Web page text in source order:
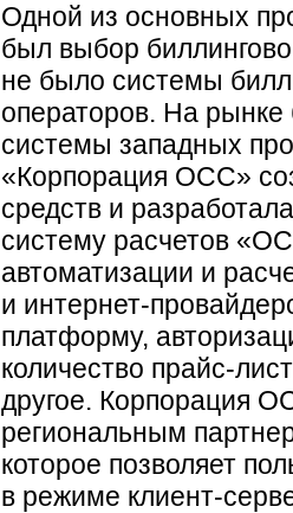
Одной из основных
был выбор
не было системы
операторов. На рынке
системы западных
«Корпорация ОСС»
средств и
систему расчетов
автоматизации и
и интернет-
платформу,
количество прайс-
другое. Корпорация
региональным
которое позволяет
в режиме клиент-